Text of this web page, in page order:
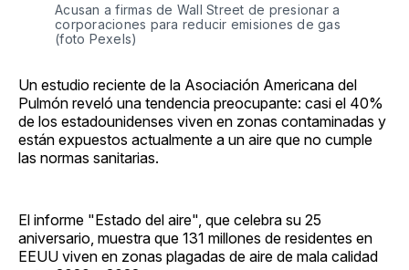
Acusan a firmas de Wall Street de presionar a
corporaciones para reducir emisiones de gas
(foto Pexels)
Un estudio reciente de la Asociación Americana del
Pulmón reveló una tendencia preocupante: casi el 40%
de los estadounidenses viven en zonas contaminadas y
están expuestos actualmente a un aire que no cumple
las normas sanitarias.
El informe "Estado del aire", que celebra su 25
aniversario, muestra que 131 millones de residentes en
EEUU viven en zonas plagadas de aire de mala calidad